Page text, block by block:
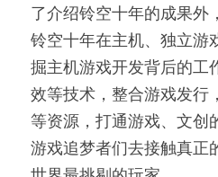
了介绍铃空十年的成果外
铃空十年在主机、独立游
掘主机游戏开发背后的工
效等技术，整合游戏发行
等资源，打通游戏、文创
游戏追梦者们去接触真正